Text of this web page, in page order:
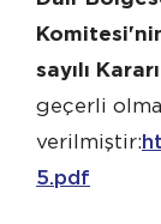
sayılı
geçerli
verilmiştir:
5.pdf